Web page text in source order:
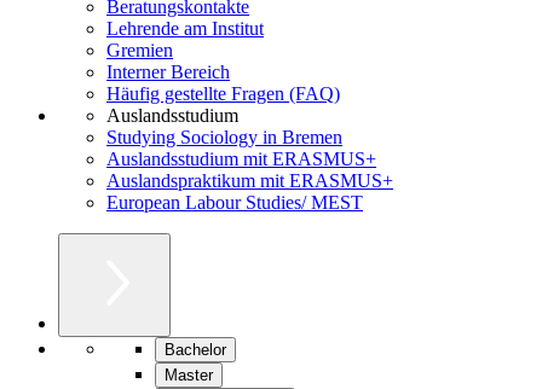
Beratungskontakte
Lehrende am Institut
Gremien
Interner Bereich
Häufig gestellte Fragen (FAQ)
Auslandsstudium
Studying Sociology in Bremen
Auslandsstudium mit ERASMUS+
Auslandspraktikum mit ERASMUS+
European Labour Studies/ MEST
Bachelor
Master